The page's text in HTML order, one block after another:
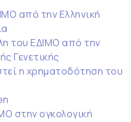
από την Ελληνική
του ΕΔΙΜΟ από την
Γενετικής
η χρηματοδότηση του
στην ογκολογική